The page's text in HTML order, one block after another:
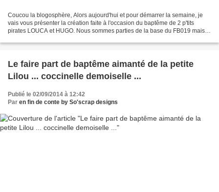
Coucou la blogosphère, Alors aujourd'hui et pour démarrer la semaine, je
vais vous présenter la création faite à l'occasion du baptême de 2 p'tits
pirates LOUCA et HUGO. Nous sommes parties de la base du FB019 mais
Le faire part de baptême aimanté de la petite
Lilou ... coccinelle demoiselle ...
Publié le 02/09/2014 à 12:42
Par en fin de conte by So'scrap designs